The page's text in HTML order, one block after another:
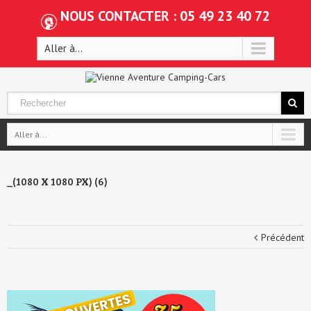
NOUS CONTACTER : 05 49 23 40 72
Aller à...
Aller à...
_(1080 X 1080 PX) (6)
Précédent